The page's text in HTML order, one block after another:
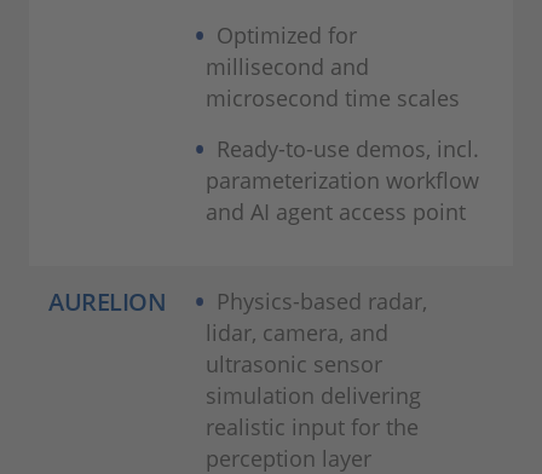
Optimized for
millisecond and
microsecond time scales
Ready-to-use demos, incl.
parameterization workflow
and AI agent access point
AURELION
Physics-based radar,
lidar, camera, and
ultrasonic sensor
simulation delivering
realistic input for the
perception layer